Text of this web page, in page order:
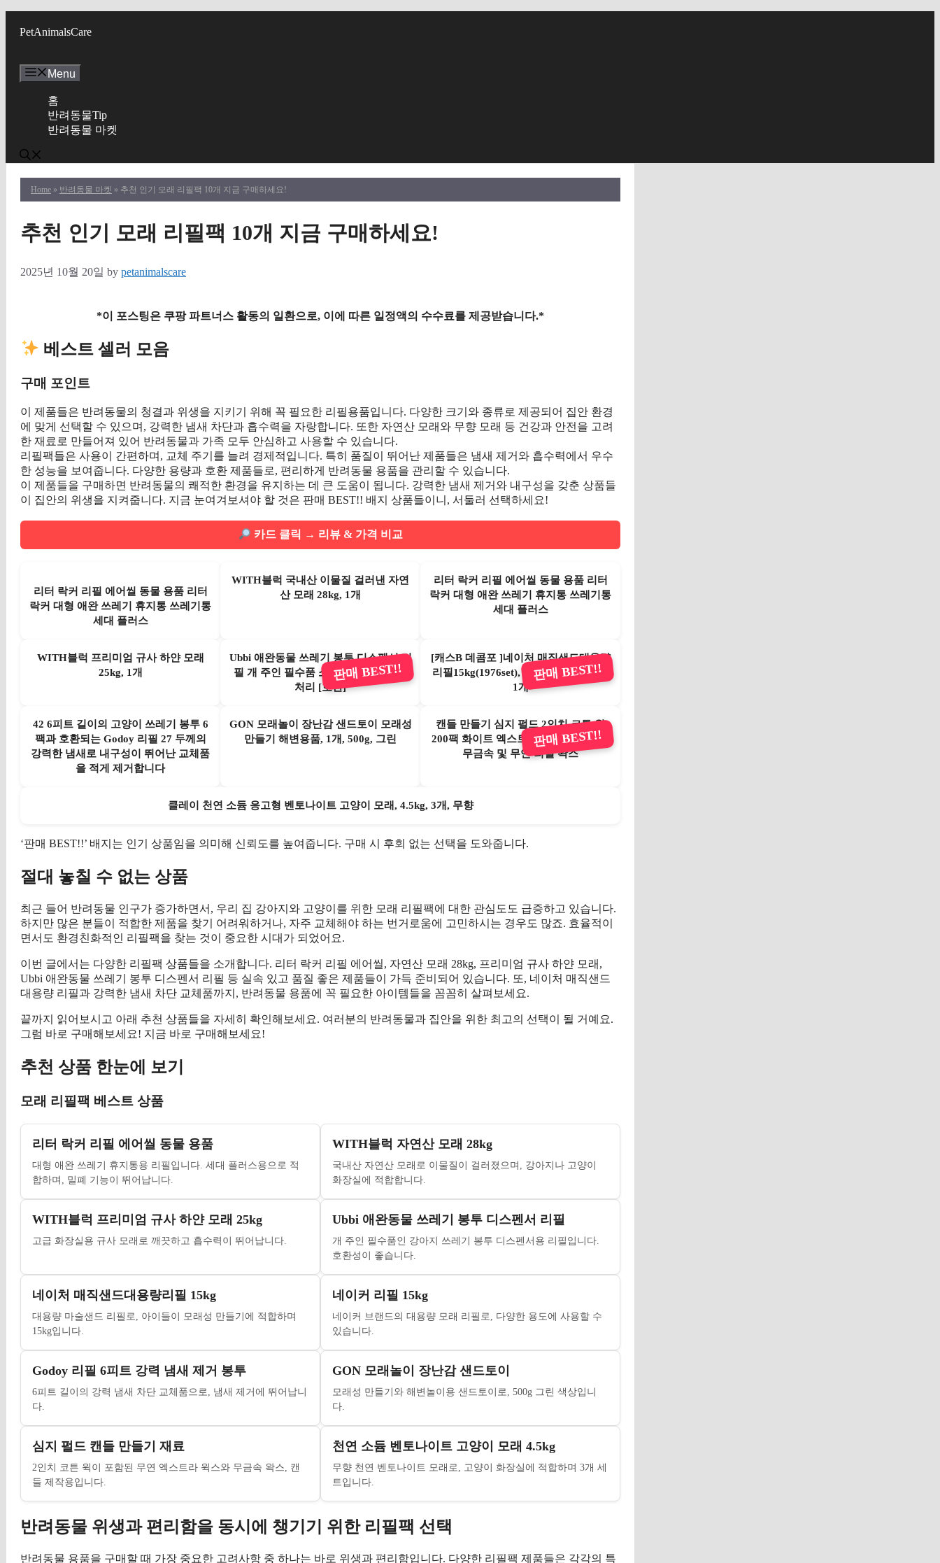
PetAnimalsCare
Menu
홈
반려동물Tip
반려동물 마켓
Home » 반려동물 마켓 » 추천 인기 모래 리필팩 10개 지금 구매하세요!
추천 인기 모래 리필팩 10개 지금 구매하세요!
2025년 10월 20일 by petanimalscare
*이 포스팅은 쿠팡 파트너스 활동의 일환으로, 이에 따른 일정액의 수수료를 제공받습니다.*
베스트 셀러 모음
구매 포인트
이 제품들은 반려동물의 청결과 위생을 지키기 위해 꼭 필요한 리필용품입니다. 다양한 크기와 종류로 제공되어 집안 환경
에 맞게 선택할 수 있으며, 강력한 냄새 차단과 흡수력을 자랑합니다. 또한 자연산 모래와 무향 모래 등 건강과 안전을 고려
한 재료로 만들어져 있어 반려동물과 가족 모두 안심하고 사용할 수 있습니다.
리필팩들은 사용이 간편하며, 교체 주기를 늘려 경제적입니다. 특히 품질이 뛰어난 제품들은 냄새 제거와 흡수력에서 우수
한 성능을 보여줍니다. 다양한 용량과 호환 제품들로, 편리하게 반려동물 용품을 관리할 수 있습니다.
이 제품들을 구매하면 반려동물의 쾌적한 환경을 유지하는 데 큰 도움이 됩니다. 강력한 냄새 제거와 내구성을 갖춘 상품들
이 집안의 위생을 지켜줍니다. 지금 눈여겨보셔야 할 것은 판매 BEST!! 배지 상품들이니, 서둘러 선택하세요!
카드 클릭 → 리뷰 & 가격 비교
리터 락커 리필 에어씰 동물 용품 리터
락커 대형 애완 쓰레기 휴지통 쓰레기통
세대 플러스
WITH블럭 국내산 이물질 걸러낸 자연
산 모래 28kg, 1개
리터 락커 리필 에어씰 동물 용품 리터
락커 대형 애완 쓰레기 휴지통 쓰레기통
세대 플러스
WITH블럭 프리미엄 규사 하얀 모래
25kg, 1개
Ubbi 애완동물 쓰레기 봉투 디스펜서 리
필 개 주인 필수품 소유자 필수 아이템
처리 [호환]
판매 BEST!!
[캐스B 데콤포 ]네이처 매직샌드대용량
리필15kg(1976set), 네이커 리필, 15kg,
1개
판매 BEST!!
42 6피트 길이의 고양이 쓰레기 봉투 6
팩과 호환되는 Godoy 리필 27 두께의
강력한 냄새로 내구성이 뛰어난 교체품
을 적게 제거합니다
GON 모래놀이 장난감 샌드토이 모래성
만들기 해변용품, 1개, 500g, 그린
캔들 만들기 심지 펄드 2인치 코튼 윅
200팩 화이트 엑스트라 윅스 모래 제작
무금속 및 무연 리필 왁스
판매 BEST!!
클레이 천연 소듐 응고형 벤토나이트 고양이 모래, 4.5kg, 3개, 무향
‘판매 BEST!!’ 배지는 인기 상품임을 의미해 신뢰도를 높여줍니다. 구매 시 후회 없는 선택을 도와줍니다.
절대 놓칠 수 없는 상품
최근 들어 반려동물 인구가 증가하면서, 우리 집 강아지와 고양이를 위한 모래 리필팩에 대한 관심도도 급증하고 있습니다.
하지만 많은 분들이 적합한 제품을 찾기 어려워하거나, 자주 교체해야 하는 번거로움에 고민하시는 경우도 많죠. 효율적이
면서도 환경친화적인 리필팩을 찾는 것이 중요한 시대가 되었어요.
이번 글에서는 다양한 리필팩 상품들을 소개합니다. 리터 락커 리필 에어씰, 자연산 모래 28kg, 프리미엄 규사 하얀 모래,
Ubbi 애완동물 쓰레기 봉투 디스펜서 리필 등 실속 있고 품질 좋은 제품들이 가득 준비되어 있습니다. 또, 네이처 매직샌드
대용량 리필과 강력한 냄새 차단 교체품까지, 반려동물 용품에 꼭 필요한 아이템들을 꼼꼼히 살펴보세요.
끝까지 읽어보시고 아래 추천 상품들을 자세히 확인해보세요. 여러분의 반려동물과 집안을 위한 최고의 선택이 될 거예요.
그럼 바로 구매해보세요! 지금 바로 구매해보세요!
추천 상품 한눈에 보기
모래 리필팩 베스트 상품
리터 락커 리필 에어씰 동물 용품
대형 애완 쓰레기 휴지통용 리필입니다. 세대 플러스용으로 적
합하며, 밀폐 기능이 뛰어납니다.
WITH블럭 자연산 모래 28kg
국내산 자연산 모래로 이물질이 걸러졌으며, 강아지나 고양이
화장실에 적합합니다.
WITH블럭 프리미엄 규사 하얀 모래 25kg
고급 화장실용 규사 모래로 깨끗하고 흡수력이 뛰어납니다.
Ubbi 애완동물 쓰레기 봉투 디스펜서 리필
개 주인 필수품인 강아지 쓰레기 봉투 디스펜서용 리필입니다.
호환성이 좋습니다.
네이처 매직샌드대용량리필 15kg
대용량 마술샌드 리필로, 아이들이 모래성 만들기에 적합하며
15kg입니다.
네이커 리필 15kg
네이커 브랜드의 대용량 모래 리필로, 다양한 용도에 사용할 수
있습니다.
Godoy 리필 6피트 강력 냄새 제거 봉투
6피트 길이의 강력 냄새 차단 교체품으로, 냄새 제거에 뛰어납니
다.
GON 모래놀이 장난감 샌드토이
모래성 만들기와 해변놀이용 샌드토이로, 500g 그린 색상입니
다.
심지 펄드 캔들 만들기 재료
2인치 코튼 윅이 포함된 무연 엑스트라 윅스와 무금속 왁스, 캔
들 제작용입니다.
천연 소듐 벤토나이트 고양이 모래 4.5kg
무향 천연 벤토나이트 모래로, 고양이 화장실에 적합하며 3개 세
트입니다.
반려동물 위생과 편리함을 동시에 챙기기 위한 리필팩 선택
반려동물 용품을 구매할 때 가장 중요한 고려사항 중 하나는 바로 위생과 편리함입니다. 다양한 리필팩 제품들은 각각의 특